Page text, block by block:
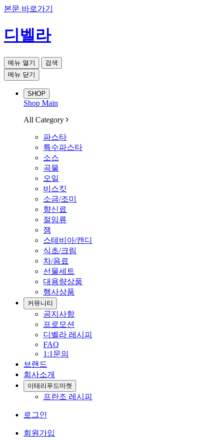
본문 바로가기
디벨라
메뉴 열기
검색
메뉴 닫기
SHOP
Shop Main
All Category
파스타
특수파스타
소스
곡물
오일
비스킷
소금/조미
향신료
절임류
잼
스테비아/캔디
식초/크림
차/음료
선물세트
대용량상품
행사상품
커뮤니티
공지사항
프로모션
디벨라 레시피
FAQ
1:1문의
브랜드
회사소개
이태리푸드마켓
프란조 레시피
로그인
회원가입